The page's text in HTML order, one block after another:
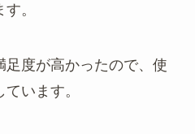
。
度が高かったので、使
います。